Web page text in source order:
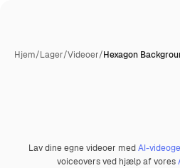
Hjem/Lager/Videoer/Hexagon
Præmie
Lav dine egne videoer medAI-
voiceovers ved hjælp af vores